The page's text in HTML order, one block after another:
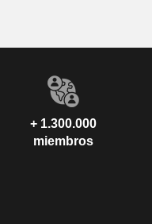
+ 1.300.000
miembros